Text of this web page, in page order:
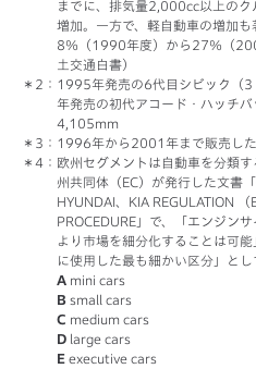
までに、排気量2,000cc以上の
増加。一方で、軽自動車の増加
8％（1990年度）から27％（
土交通白書）
：1995年発売の6代目シビック
年発売の初代アコード・ハッチ
4,105mm
：1996年から2001年まで販売し
：欧州セグメントは自動車を分類
州共同体（EC）が発行した文書
HYUNDAI、KIA REGULATION
PROCEDURE」で、「エンジン
より市場を細分化することは可
に使用した最も細かい区分」と
A mini cars
B small cars
C medium cars
D large cars
E executive cars